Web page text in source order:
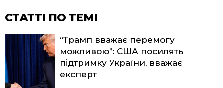
СТАТТІ ПО ТЕМІ
“Трамп вважає перемогу
можливою”: США посилять
підтримку України, вважає
експерт